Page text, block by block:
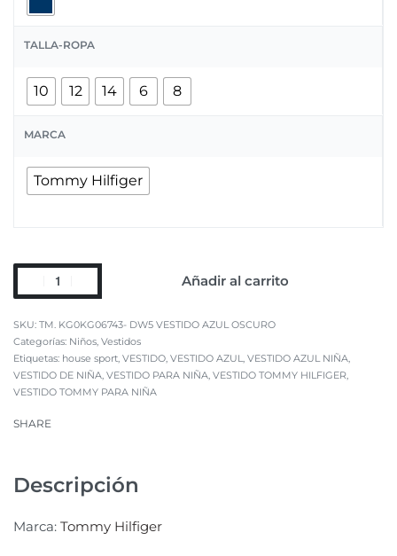
TALLA-ROPA
10 12 14 6 8
MARCA
Tommy Hilfiger
Añadir al carrito
TM. KG0KG06743- DW5 VESTIDO AZUL OSCURO
Categorías: Niños Vestidos
Etiquetas: house sport VESTIDO VESTIDO AZUL VESTIDO AZUL NIÑA
VESTIDO DE NIÑA VESTIDO PARA NIÑA VESTIDO TOMMY HILFIGER
VESTIDO TOMMY PARA NIÑA
SHARE
Descripción
Marca: Tommy Hilfiger